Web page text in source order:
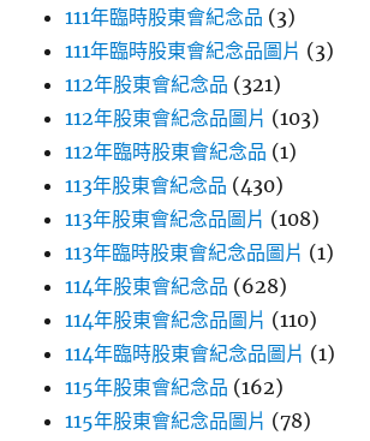
111年臨時股東會紀念品 (3)
111年臨時股東會紀念品圖片 (3)
112年股東會紀念品 (321)
112年股東會紀念品圖片 (103)
112年臨時股東會紀念品 (1)
113年股東會紀念品 (430)
113年股東會紀念品圖片 (108)
113年臨時股東會紀念品圖片 (1)
114年股東會紀念品 (628)
114年股東會紀念品圖片 (110)
114年臨時股東會紀念品圖片 (1)
115年股東會紀念品 (162)
115年股東會紀念品圖片 (78)